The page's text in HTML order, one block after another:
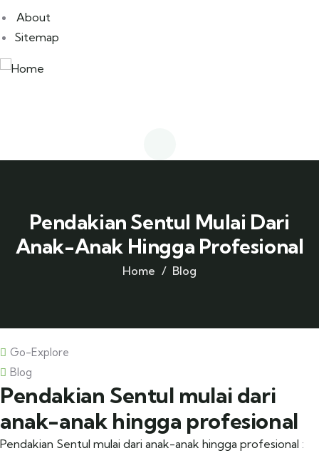
About
Sitemap
Pendakian Sentul Mulai Dari
Anak-Anak Hingga Profesional
Home Blog
Go-Explore
Blog
Pendakian Sentul mulai dari
anak-anak hingga profesional
Pendakian Sentul mulai dari anak-anak hingga profesional :